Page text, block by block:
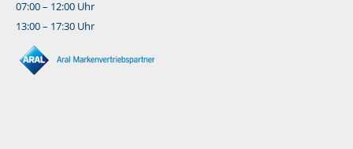
07:00 – 12:00 Uhr
13:00 – 17:30 Uhr